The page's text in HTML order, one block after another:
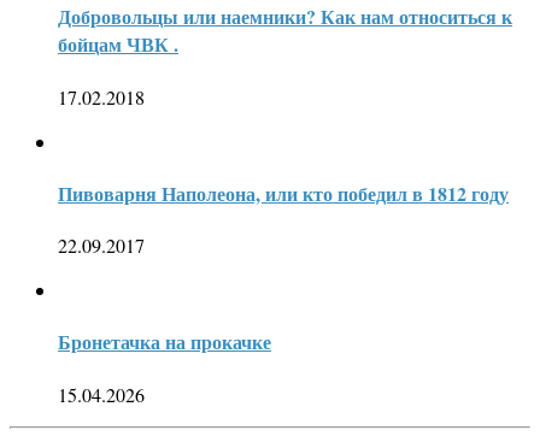
Добровольцы или наемники? Как нам относиться к
бойцам ЧВК .
17.02.2018
Пивоварня Наполеона, или кто победил в 1812 году
22.09.2017
Бронетачка на прокачке
15.04.2026